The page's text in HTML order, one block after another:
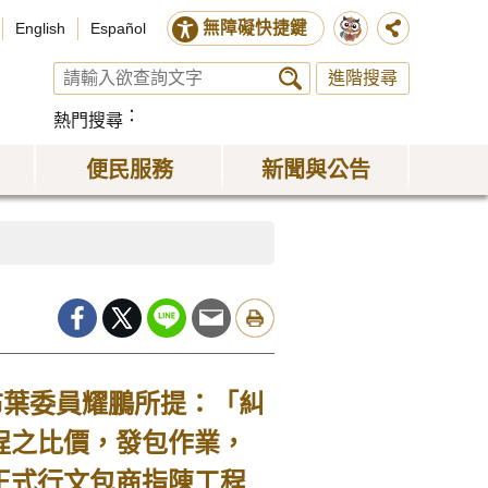
English Español 無障礙快捷鍵
進階搜尋
熱門搜尋
便民服務 新聞與公告
委員耀鵬所提：「糾
比價，發包作業，
式行文包商指陳工程